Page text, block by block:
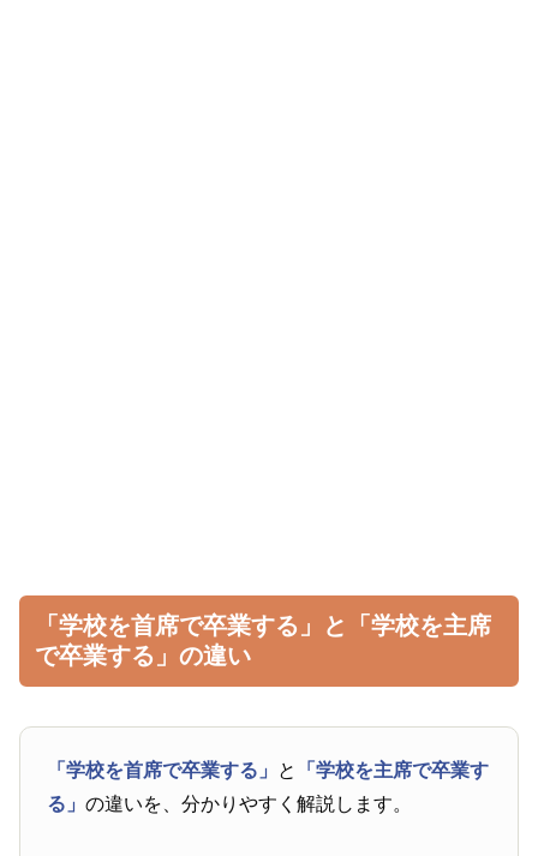
「学校を首席で卒業する」と「学校を主席
で卒業する」の違い
「学校を首席で卒業する」 と
「学校を主席で卒業す
る」の違いを、分かりやすく解説します。